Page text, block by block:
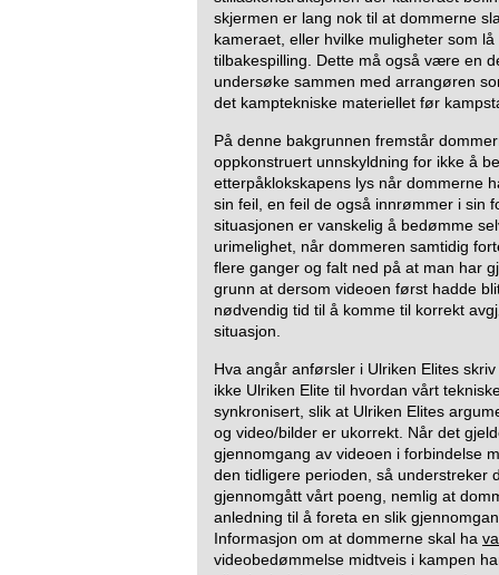
skjermen er lang nok til at dommerne
kameraet, eller hvilke muligheter som
tilbakespilling. Dette må også være en
undersøke sammen med arrangøren
det kamptekniske materiellet før
På denne bakgrunnen fremstår
oppkonstruert unnskyldning for ikke å
etterpåklokskapens lys når dommerne
sin feil, en feil de også innrømmer i sin
situasjonen er vanskelig å bedømme
urimelighet, når dommeren samtidig
flere ganger og falt ned på at man har
grunn at dersom videoen først hadde
nødvendig tid til å komme til korrekt
situasjon.
Hva angår anførsler i Ulriken Elites
ikke Ulriken Elite til hvordan vårt
synkronisert, slik at Ulriken Elites
og video/bilder er ukorrekt. Når det
gjennomgang av videoen i forbindelse
den tidligere perioden, så understreker
gjennomgått vårt poeng, nemlig at
anledning til å foreta en slik
Informasjon om at dommerne skal ha
videobedømmelse midtveis i kampen